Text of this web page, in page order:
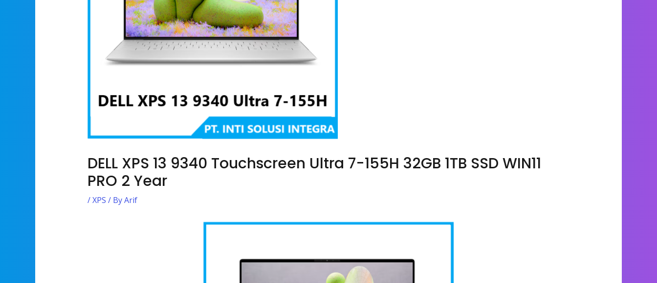
DELL XPS 13 9340 Touchscreen Ultra 7-155H 32GB 1TB SSD WIN11
PRO 2 Year
/XPS / ByArif